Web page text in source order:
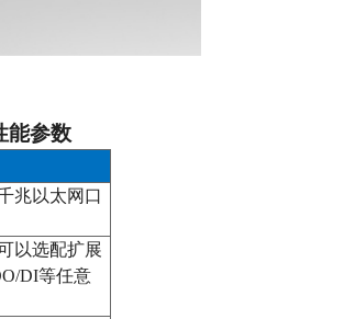
能参数
兆以太网口
以选配扩展
DI等任意